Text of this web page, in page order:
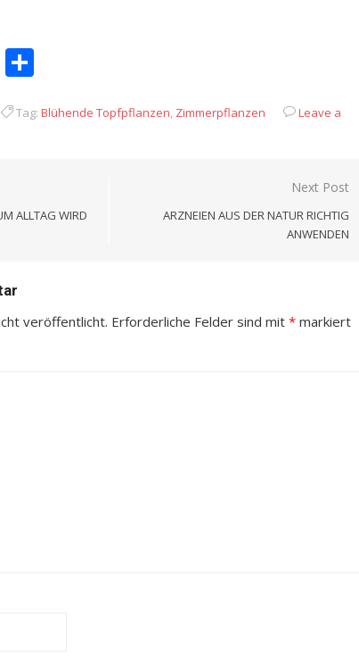
Reddit
Tag: Blühende Topfpflanzen, Zimmerpflanzen
Leave a
ALLTAG WIRD
Next Post
ARZNEIEN AUS DER NATUR RICHTIG
ANWENDEN
veröffentlicht. Erforderliche Felder sind mit * markiert